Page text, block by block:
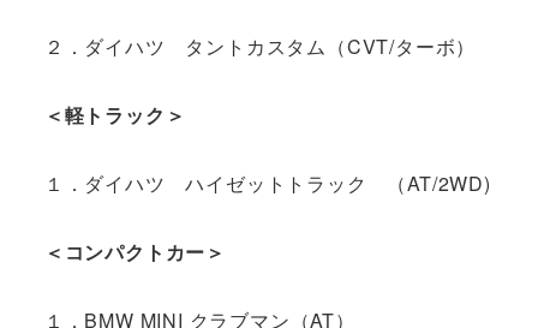
２．ダイハツ タントカスタム（CVT/ターボ）
＜軽トラック＞
１．ダイハツ ハイゼットトラック （AT/2WD)
＜コンパクトカー＞
１．BMW MINI クラブマン（AT）